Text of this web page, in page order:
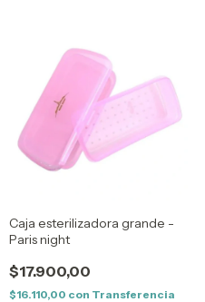
Caja esterilizadora grande -
Paris night
$17.900,00
$16.110,00 con Transferencia